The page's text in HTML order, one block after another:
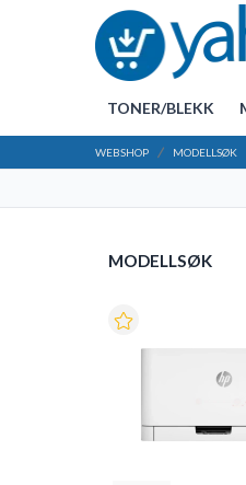
TONER/BLEKK
WEBSHOP MODELLSØK
MODELLSØK